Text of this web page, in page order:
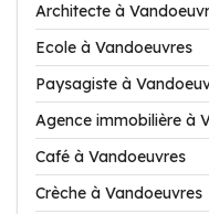
Architecte à
Ecole à Vandoeuvres
Paysagiste à
Agence immobilière à
Café à Vandoeuvres
Crèche à Vandoeuvres